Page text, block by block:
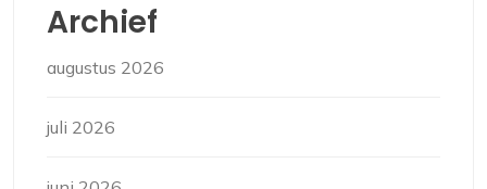
Archief
augustus 2026
juli 2026